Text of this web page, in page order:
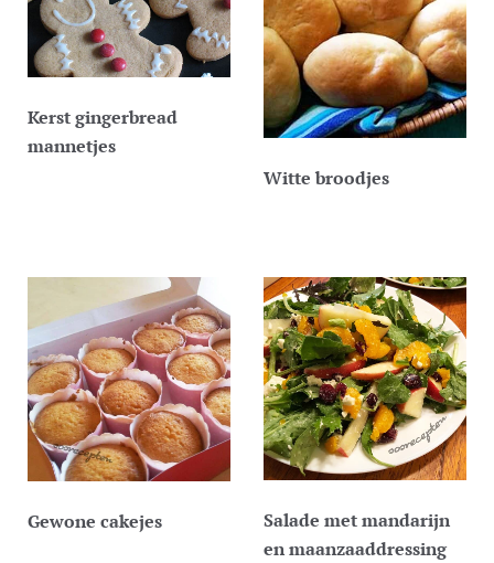
Kerst gingerbread
mannetjes
Witte broodjes
Gewone cakejes
Salade met mandarijn
en maanzaaddressing